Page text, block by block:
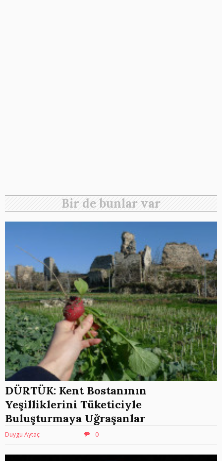
Bir de bunlar var
DÜRTÜK: Kent Bostanının
Yeşilliklerini Tüketiciyle
Buluşturmaya Uğraşanlar
Duygu Aytaç 0